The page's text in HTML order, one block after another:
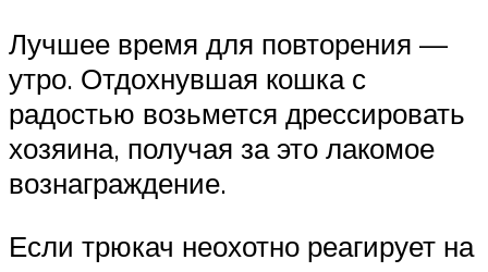
Лучшее время для повторения —
утро. Отдохнувшая кошка с
радостью возьмется дрессировать
хозяина, получая за это лакомое
вознаграждение.
Если трюкач неохотно реагирует на